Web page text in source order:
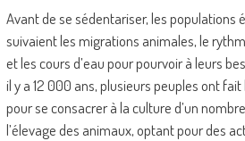
Avant de se sédentariser, les populations
suivaient les migrations animales, le
et les cours d’eau pour pourvoir à leurs
il y a 12 000 ans, plusieurs peuples ont
pour se consacrer à la culture d’un
l’élevage des animaux, optant pour des